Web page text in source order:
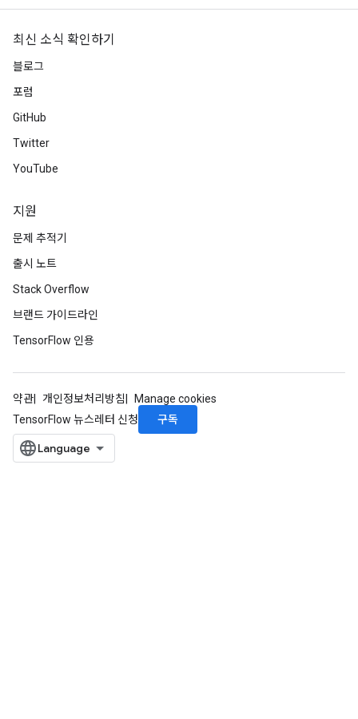
최신 소식 확인하기
블로그
포럼
GitHub
Twitter
YouTube
지원
문제 추적기
출시 노트
Stack Overflow
브랜드 가이드라인
TensorFlow 인용
약관 개인정보처리방침
Manage cookies
TensorFlow 뉴스레터 신청
구독